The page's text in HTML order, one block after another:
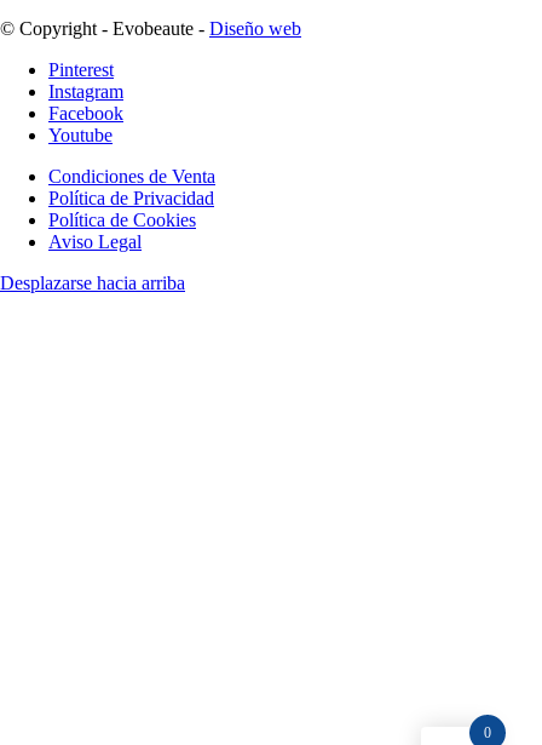
© Copyright - Evobeaute - Diseño web
Pinterest
Instagram
Facebook
Youtube
Condiciones de Venta
Política de Privacidad
Política de Cookies
Aviso Legal
Desplazarse hacia arriba
0